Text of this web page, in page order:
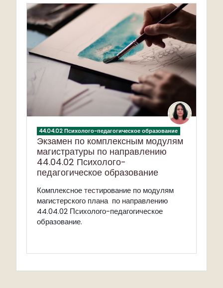
44.04.02 Психолого-педагогическое образование
Экзамен по комплексным модулям
магистратуры по направлению
44.04.02 Психолого-
педагогическое образование
Комплексное тестирование по модулям
магистерского плана по направлению
44.04.02 Психолого-педагогическое
образование.